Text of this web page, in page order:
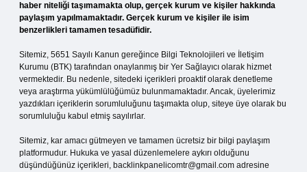
haber niteliği taşımamakta olup, gerçek kurum ve kişiler hakkında
paylaşım yapılmamaktadır. Gerçek kurum ve kişiler ile isim
benzerlikleri tamamen tesadüfidir.
Sitemiz, 5651 Sayılı Kanun gereğince Bilgi Teknolojileri ve İletişim
Kurumu (BTK) tarafından onaylanmış bir Yer Sağlayıcı olarak hizmet
vermektedir. Bu nedenle, sitedeki içerikleri proaktif olarak denetleme
veya araştırma yükümlülüğümüz bulunmamaktadır. Ancak, üyelerimiz
yazdıkları içeriklerin sorumluluğunu taşımakta olup, siteye üye olarak bu
sorumluluğu kabul etmiş sayılırlar.
Sitemiz, kar amacı gütmeyen ve tamamen ücretsiz bir bilgi paylaşım
platformudur. Hukuka ve yasal düzenlemelere aykırı olduğunu
düşündüğünüz içerikleri, backlinkpanelicomtr@gmail.com adresine